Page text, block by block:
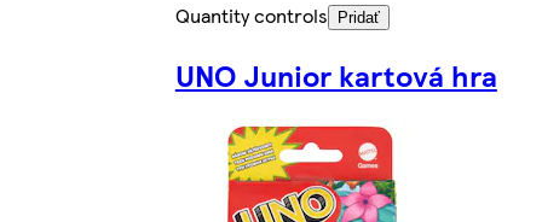
Quantity controls
Pridať
UNO Junior kartová hra